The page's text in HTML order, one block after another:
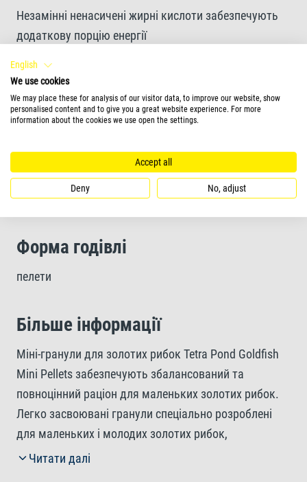
Незамінні ненасичені жирні кислоти забезпечують
додаткову порцію енергії
Містить усі необхідні поживні речовини для
збалансованого харчування
легким для поїдання та легкозасвоюваним
харчовим гранулам
Форма годівлі
пелети
Більше інформації
Міні-гранули для золотих рибок Tetra Pond Goldfish
Mini Pellets забезпечують збалансований та
повноцінний раціон для маленьких золотих рибок.
Легко засвоювані гранули спеціально розроблені
для маленьких і молодих золотих рибок,
забезпечуючи їх усіма необхідними поживними
Читати далі
English
We use cookies
We may place these for analysis of our visitor data, to improve our website, show
personalised content and to give you a great website experience. For more
information about the cookies we use open the settings.
Accept all
Deny No, adjust